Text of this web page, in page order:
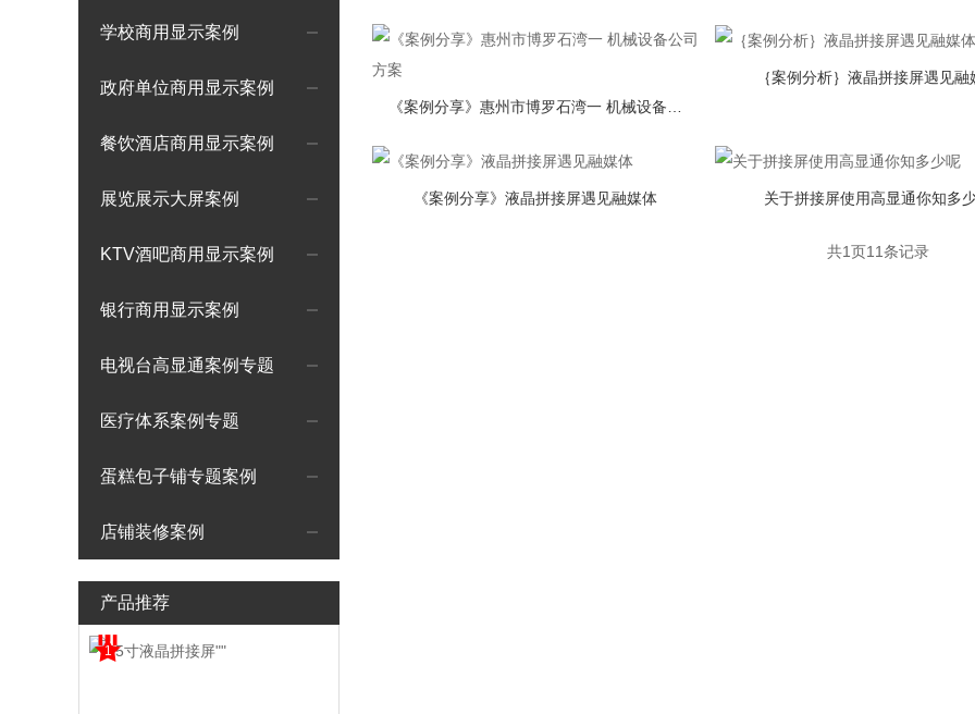
学校商用显示案例
政府单位商用显示案例
餐饮酒店商用显示案例
展览展示大屏案例
KTV酒吧商用显示案例
银行商用显示案例
电视台高显通案例专题
医疗体系案例专题
蛋糕包子铺专题案例
店铺装修案例
产品推荐
1
｛案例分析｝液晶拼接屏遇见融
《案例分享》液晶拼接屏遇见融媒体 关于拼接屏使用高显通你知多
共1页11条记录